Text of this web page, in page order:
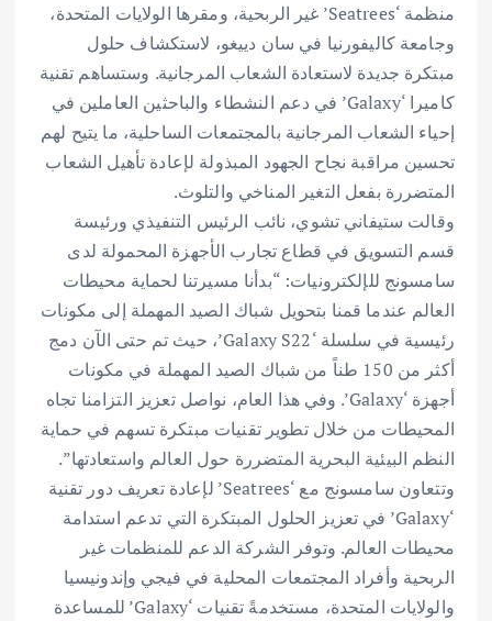
منظمة ‘Seatrees’ غير الربحية، ومقرها الولايات المتحدة،
وجامعة كاليفورنيا في سان دييغو، لاستكشاف حلول
مبتكرة جديدة لاستعادة الشعاب المرجانية. وستساهم تقنية
كاميرا ‘Galaxy’ في دعم النشطاء والباحثين العاملين في
إحياء الشعاب المرجانية بالمجتمعات الساحلية، ما يتيح لهم
تحسين مراقبة نجاح الجهود المبذولة لإعادة تأهيل الشعاب
المتضررة بفعل التغير المناخي والتلوث.
وقالت ستيفاني تشوي، نائب الرئيس التنفيذي ورئيسة
قسم التسويق في قطاع تجارب الأجهزة المحمولة لدى
سامسونج للإلكترونيات: “بدأنا مسيرتنا لحماية محيطات
العالم عندما قمنا بتحويل شباك الصيد المهملة إلى مكونات
رئيسية في سلسلة ‘Galaxy S22’، حيث تم حتى الآن دمج
أكثر من 150 طناً من شباك الصيد المهملة في مكونات
أجهزة ‘Galaxy’. وفي هذا العام، نواصل تعزيز التزامنا تجاه
المحيطات من خلال تطوير تقنيات مبتكرة تسهم في حماية
النظم البيئية البحرية المتضررة حول العالم واستعادتها”.
وتتعاون سامسونج مع ‘Seatrees’ لإعادة تعريف دور تقنية
‘Galaxy’ في تعزيز الحلول المبتكرة التي تدعم استدامة
محيطات العالم. وتوفر الشركة الدعم للمنظمات غير
الربحية وأفراد المجتمعات المحلية في فيجي وإندونيسيا
والولايات المتحدة، مستخدمةً تقنيات ‘Galaxy’ للمساعدة